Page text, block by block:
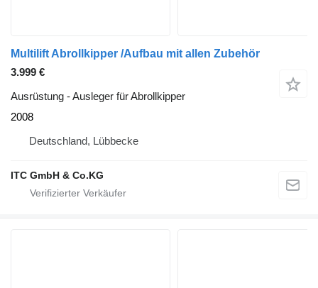
Multilift Abrollkipper /Aufbau mit allen Zubehör
3.999 €
Ausrüstung - Ausleger für Abrollkipper
2008
Deutschland, Lübbecke
ITC GmbH & Co.KG